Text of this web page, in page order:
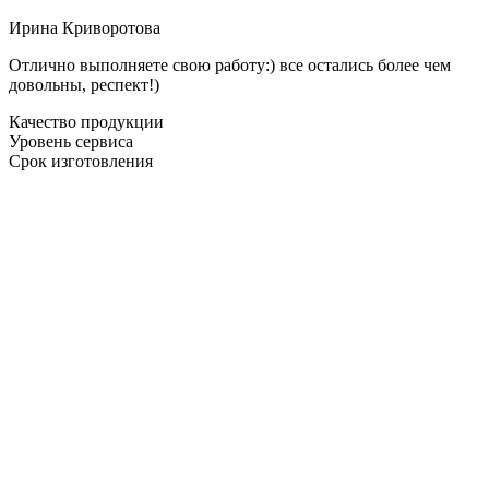
Ирина Криворотова
Отлично выполняете свою работу:) все остались более чем
довольны, респект!)
Качество продукции
Уровень сервиса
Срок изготовления